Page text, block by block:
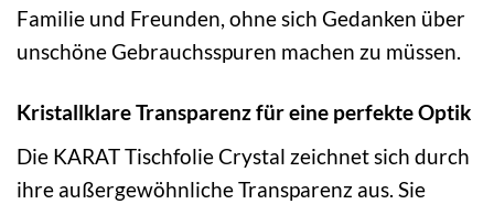
Familie und Freunden, ohne sich Gedanken über
unschöne Gebrauchsspuren machen zu müssen.
Kristallklare Transparenz für eine perfekte Optik
Die KARAT Tischfolie Crystal zeichnet sich durch
ihre außergewöhnliche Transparenz aus. Sie